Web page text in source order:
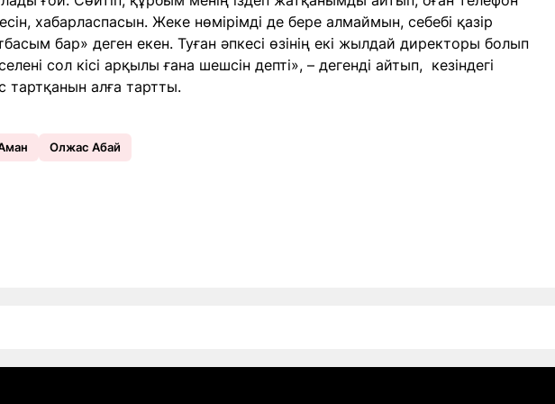
хабарласпасын. Жеке нөмірімді де бере алмаймын, себебі қазір
бар» деген екен. Туған әпкесі өзінің екі жылдай директоры болып
сол кісі арқылы ғана шешсін депті», – дегенді айтып, кезіндегі
тартқанын алға тартты.
Олжас Абай